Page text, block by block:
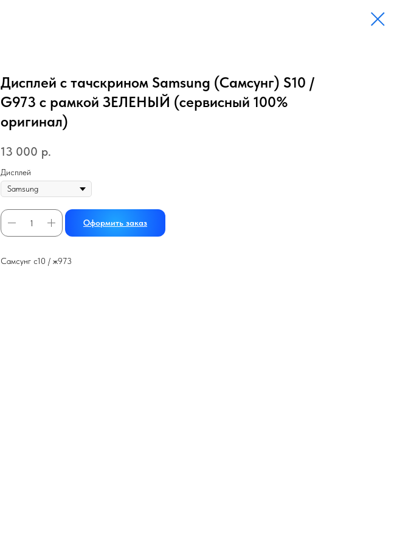
Дисплей с тачскрином Samsung (Самсунг) S10 /
G973 с рамкой ЗЕЛЕНЫЙ (сервисный 100%
оригинал)
13 000 р.
Дисплей
Оформить заказ
Самсунг с10 / ж973